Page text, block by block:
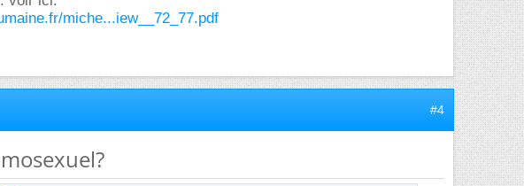
miche...iew__72_77.pdf
#4